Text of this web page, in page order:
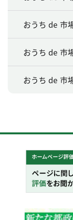
おうち de 市
おうち de 市
おうち de 市